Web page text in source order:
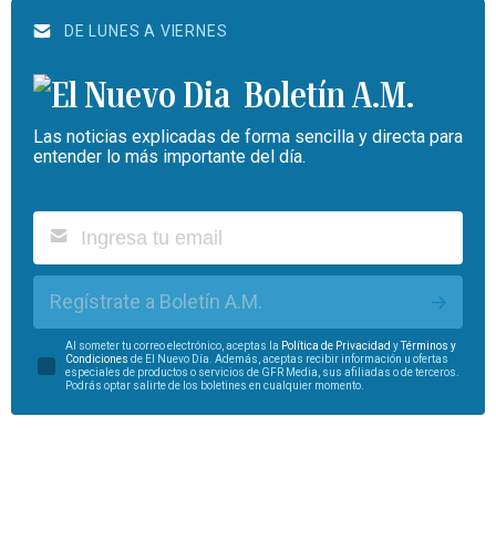
DE LUNES A VIERNES
Boletín A.M.
Las noticias explicadas de forma sencilla y directa para
entender lo más importante del día.
Regístrate a Boletín A.M.
Al someter tu correo electrónico, aceptas la Política de Privacidad yTérminos y
Condiciones de El Nuevo Día. Además, aceptas recibir información u ofertas
especiales de productos o servicios de GFR Media, sus afiliadas o de terceros.
Podrás optar salirte de los boletines en cualquier momento.